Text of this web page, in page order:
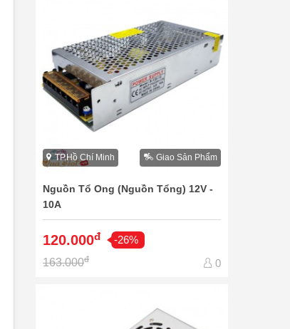
TP.Hồ Chí Minh Giao Sản Phẩm
Nguồn Tổ Ong (Nguồn Tổng) 12V -
10A
120.000đ
-26%
163.000đ 0